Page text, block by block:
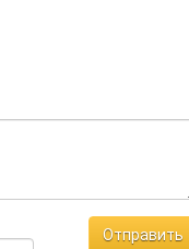
гарантию и
как: гидростанция и
Отправить